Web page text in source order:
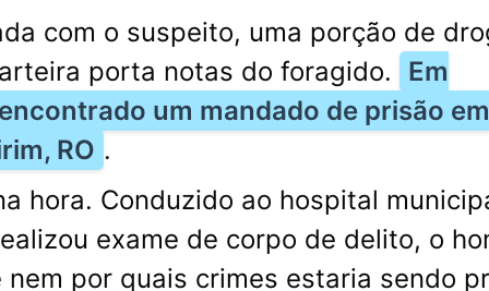
com o suspeito, uma porção de
porta notas do foragido.
Em
um mandado de prisão em
RO .
hora. Conduzido ao hospital
exame de corpo de delito, o
por quais crimes estaria sendo